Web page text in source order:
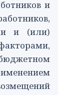
и
и (или)